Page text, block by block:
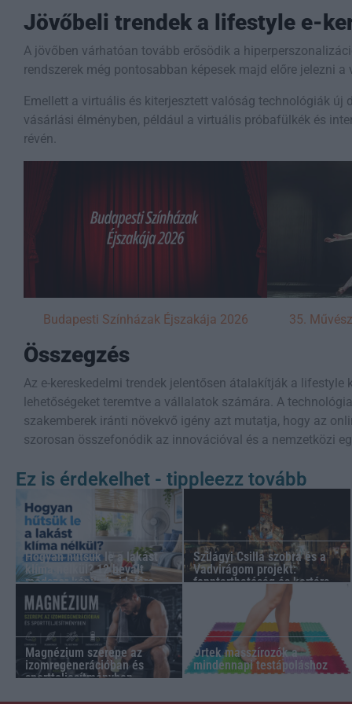
Jövőbeli trendek a lifestyle e-
A jövőben várhatóan tovább erősödik a
rendszerek még pontosabban képesek majd előre jelezni a
Emellett a virtuális és kiterjesztett valóság technológiák új
vásárlási élményben, például a virtuális próbafülkék és
révén.
Budapesti Színházak Éjszakája 2026 35.
Összegzés
Az e-kereskedelmi trendek jelentősen átalakítják a lifestyle
lehetőségeket teremtve a vállalatok számára. A
szakemberek iránti növekvő igény azt mutatja, hogy az
szorosan összefonódik az innovációval és a nemzetközi
Ez is érdekelhet - tippleezz tovább
Hogyan hűtsük le a lakást
klíma nélkül? 12 bevált
módszer kánikula idejére
Szilágyi Csilla szobra és a
Vadvirágom projekt:
fenntarthatóság és kortárs
művészet a 35. Művészetek
Magnézium szerepe az
izomregenerációban és
sportteljesítményben
Ortek masszírozók a
mindennapi testápoláshoz